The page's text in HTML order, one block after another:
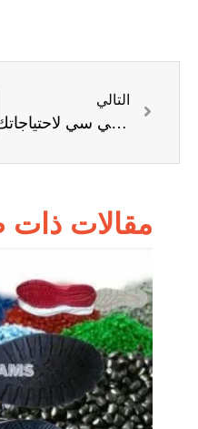
التالي
الأداء والتكلفة: كيف تختار النوع المناسب من البي في سي لاحتياجاتك
مقالات ذات